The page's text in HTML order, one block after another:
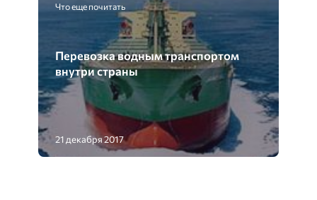
Что еще почитать
Перевозка водным транспортом
внутри страны
21 декабря 2017